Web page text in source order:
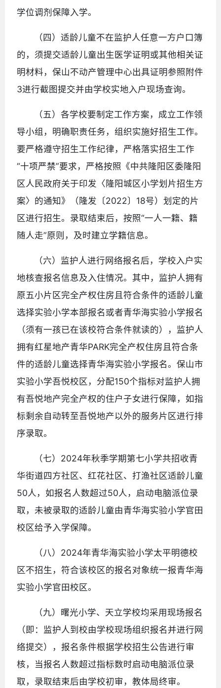
学位调剂保障入学。
（四）适龄儿童不在监护人任意一方户口簿
的，须提交适龄儿童出生医学证明或其他相关证
明材料，保山不动产管理中心出具证明参照附件
3进行截图提交并由学校实地入户现场查询。
（五）各学校要制定工作方案，成立工作领
导小组，明确职责任务，组织实施好招生工作。
要严格遵守招生工作纪律，严格落实招生工作
“十项严禁”要求，严格按照《中共隆阳区委隆阳
区人民政府关于印发〈隆阳城区小学划片招生方
案〉的通知》（隆发〔2022〕18号）划定的片
区进行招生。录取结束后，按照“一人一籍、籍
随人走”原则，及时建立学籍信息。
（六）监护人进行网络报名后，学校入户实
地核查报名信息及入住情况。其中，监护人拥有
原五小片区完全产权住房且符合条件的适龄儿童
选择实验小学本部报名或者青华海实验小学报名
（须有一孩已在该校符合条件就读的），监护人
拥有红星地产青华PARK完全产权住房且符合条
件的适龄儿童选择青华海实验小学报名。保山市
实验小学吾悦校区，分配150个指标对监护人拥
有吾悦地产完全产权的住户子女进行保障，如指
标剩余自动转至吾悦地产以外的服务片区进行排
序录取。
（七）2024年秋季学期第七小学共招收青
华街道四方社区、红花社区、打渔社区适龄儿童
50人，如报名人数超过50人，启动电脑派位录
取，未被录取的适龄儿童由青华海实验小学官田
校区给予入学保障。
（八）2024年青华海实验小学太平明德校
区不招生，符合该校区的报名对象统一报青华海
实验小学官田校区。
（九）曙光小学、天立学校均采用现场报名
（即：监护人到校由学校现场组织报名并进行网
络提交），报名条件根据学校招生公告进行审
核，当报名人数超过指标数时启动电脑派位录
取，录取结束后由学校初审，教体局终审。